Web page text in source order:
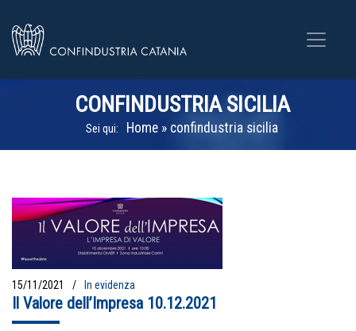
CONFINDUSTRIA SICILIA
Sei qui: Home » confindustria sicilia
15/11/2021 In evidenza
Il Valore dell’Impresa 10.12.2021